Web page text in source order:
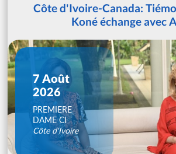
Côte d'Ivoire-Canada:
Koné échange avec
7 Août
2026
PREMIERE
DAME CI
Côte d'Ivoire